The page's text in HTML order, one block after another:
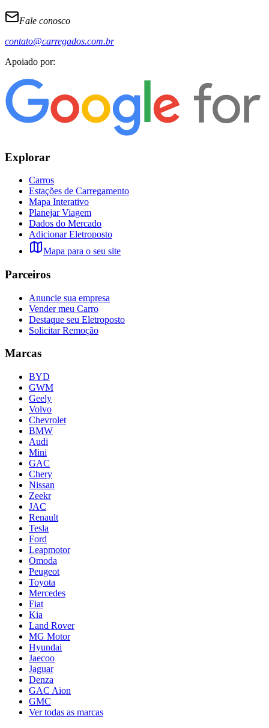
Fale conosco
contato@carregados.com.br
Apoiado por:
Explorar
Carros
Estações de Carregamento
Mapa Interativo
Planejar Viagem
Dados do Mercado
Adicionar Eletroposto
Mapa para o seu site
Parceiros
Anuncie sua empresa
Vender meu Carro
Destaque seu Eletroposto
Solicitar Remoção
Marcas
BYD
GWM
Geely
Volvo
Chevrolet
BMW
Audi
Mini
GAC
Chery
Nissan
Zeekr
JAC
Renault
Tesla
Ford
Leapmotor
Omoda
Peugeot
Toyota
Mercedes
Fiat
Kia
Land Rover
MG Motor
Hyundai
Jaecoo
Jaguar
Denza
GAC Aion
GMC
Ver todas as marcas